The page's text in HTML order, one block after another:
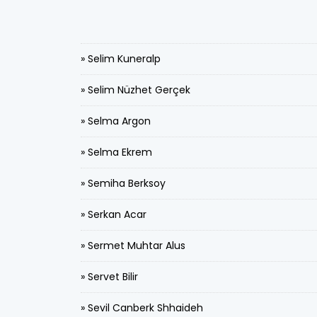
» Selim Kuneralp
» Selim Nüzhet Gerçek
» Selma Argon
» Selma Ekrem
» Semiha Berksoy
» Serkan Acar
» Sermet Muhtar Alus
» Servet Bilir
» Sevil Canberk Shhaideh